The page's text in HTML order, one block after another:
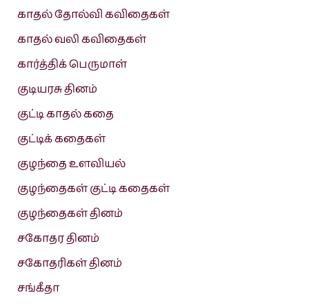
காதல் தோல்வி கவிதைகள்
காதல் வலி கவிதைகள்
கார்த்திக் பெருமாள்
குடியரசு தினம்
குட்டி காதல் கதை
குட்டிக் கதைகள்
குழந்தை உளவியல்
குழந்தைகள் குட்டி கதைகள்
குழந்தைகள் தினம்
சகோதர தினம்
சகோதரிகள் தினம்
சங்கீதா